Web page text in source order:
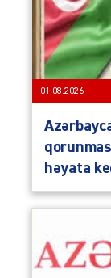
01.08.2026
həyata